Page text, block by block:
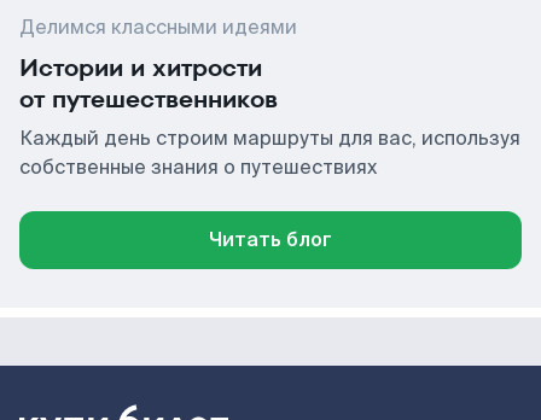
Делимся классными идеями
Истории и хитрости
от путешественников
Каждый день строим маршруты для вас, используя
собственные знания о путешествиях
Читать блог